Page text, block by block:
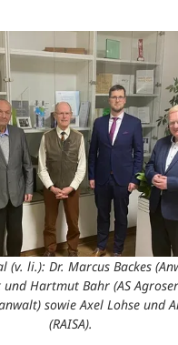
(v. li.): Dr. Marcus Backes
und Hartmut Bahr (AS
sowie Axel Lohse und
(RAISA).